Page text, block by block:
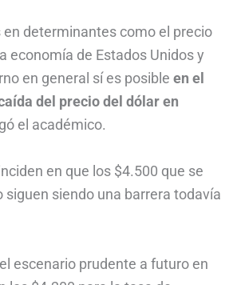
en determinantes como el precio
economía de Estados Unidos y
en general sí es posible en el
del precio del dólar en
el académico.
en que los $4.500 que se
siguen siendo una barrera todavía
escenario prudente a futuro en